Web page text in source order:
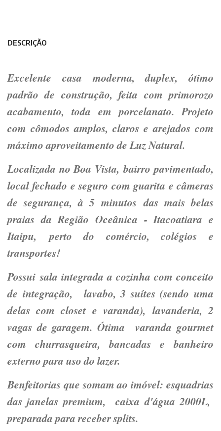
DESCRIÇÃO
Excelente casa moderna, duplex, ótimo
padrão de construção, feita com primorozo
acabamento, toda em porcelanato. Projeto
com cômodos amplos, claros e arejados com
máximo aproveitamento de Luz Natural.
Localizada no Boa Vista, bairro pavimentado,
local fechado e seguro com guarita e câmeras
de segurança, à 5 minutos das mais belas
praias da Região Oceânica - Itacoatiara e
Itaipu, perto do comércio, colégios e
transportes!
Possui sala integrada a cozinha com conceito
de integração, lavabo, 3 suítes (sendo uma
delas com closet e varanda), lavanderia, 2
vagas de garagem. Ótima varanda gourmet
com churrasqueira, bancadas e banheiro
externo para uso do lazer.
Benfeitorias que somam ao imóvel: esquadrias
das janelas premium, caixa d'água 2000L,
preparada para receber splits.